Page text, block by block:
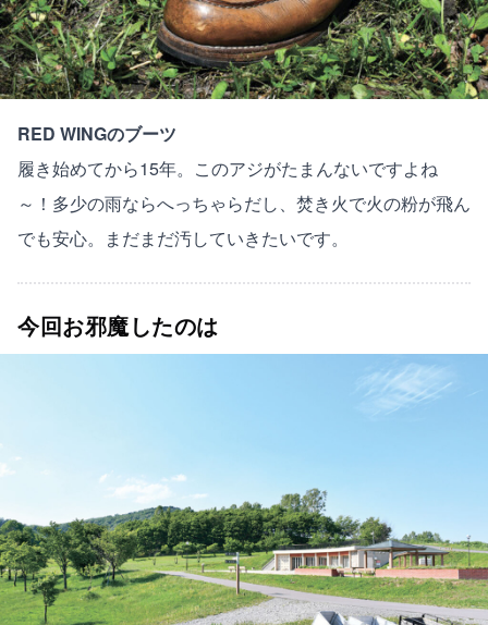
RED WINGのブーツ
履き始めてから15年。このアジがたまんないですよね
～！多少の雨ならへっちゃらだし、焚き火で火の粉が飛ん
でも安心。まだまだ汚していきたいです。
今回お邪魔したのは